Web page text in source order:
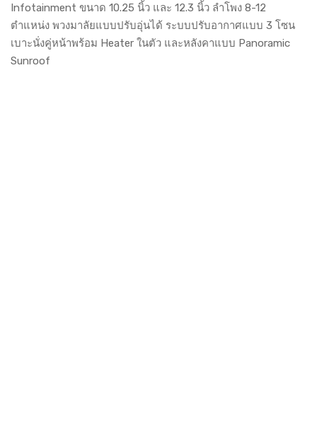
Infotainment ขนาด 10.25 นิ้ว และ 12.3 นิ้ว ลำโพง 8-12
ตำแหน่ง พวงมาลัยแบบปรับอุ่นได้ ระบบปรับอากาศแบบ 3 โซน
เบาะนั่งคู่หน้าพร้อม Heater ในตัว และหลังคาแบบ Panoramic
Sunroof